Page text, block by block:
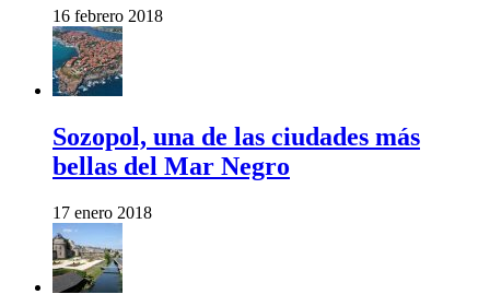
16 febrero 2018
Sozopol, una de las ciudades más
bellas del Mar Negro
17 enero 2018